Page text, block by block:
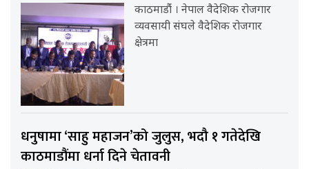
काठमाडौंं । नेपाल वैदेशिक रोजगार
व्यवसायी संघले वैदेशिक रोजगार
क्षेत्रमा
धनुषामा ‘साहु महाजन’को जुलुस, भदौ १ गतेदेखि
काठमाडौंमा धर्ना दिने चेतावनी